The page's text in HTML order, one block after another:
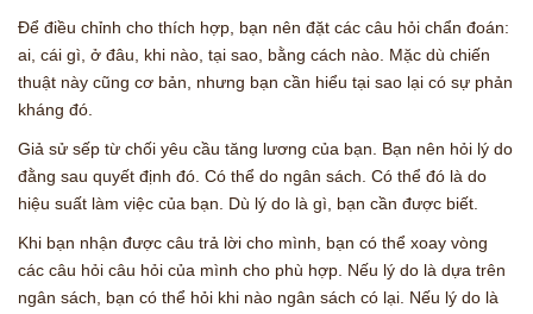
Để điều chỉnh cho thích hợp, bạn nên đặt các câu hỏi chẩn đoán:
ai, cái gì, ở đâu, khi nào, tại sao, bằng cách nào. Mặc dù chiến
thuật này cũng cơ bản, nhưng bạn cần hiểu tại sao lại có sự phản
kháng đó.
Giả sử sếp từ chối yêu cầu tăng lương của bạn. Bạn nên hỏi lý do
đằng sau quyết định đó. Có thể do ngân sách. Có thể đó là do
hiệu suất làm việc của bạn. Dù lý do là gì, bạn cần được biết.
Khi bạn nhận được câu trả lời cho mình, bạn có thể xoay vòng
các câu hỏi câu hỏi của mình cho phù hợp. Nếu lý do là dựa trên
ngân sách, bạn có thể hỏi khi nào ngân sách có lại. Nếu lý do là